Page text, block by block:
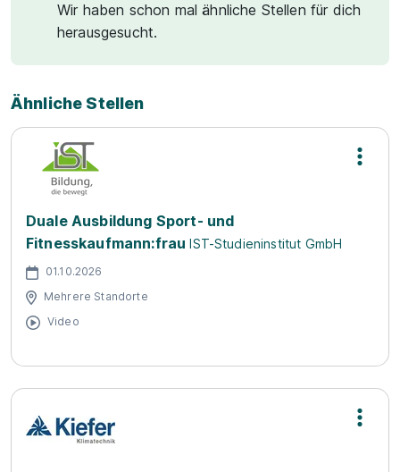
Wir haben schon mal ähnliche Stellen für dich
herausgesucht.
Ähnliche Stellen
Duale Ausbildung Sport- und
Fitnesskaufmann:frau IST-Studieninstitut GmbH
01.10.2026
Mehrere Standorte
Video